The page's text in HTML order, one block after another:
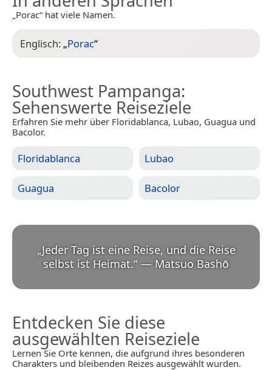
„Porac“ hat viele Namen.
Englisch: „Porac“
Southwest Pampanga:
Sehenswerte Reiseziele
Erfahren Sie mehr über Floridablanca, Lubao, Guagua und
Bacolor.
Floridablanca Lubao
Guagua Bacolor
„Jeder Tag ist eine Reise, und die Reise
selbst ist Heimat.“ — Matsuo Bashō
Entdecken Sie diese
ausgewählten Reiseziele
Lernen Sie Orte kennen, die aufgrund ihres besonderen
Charakters und bleibenden Reizes ausgewählt wurden.